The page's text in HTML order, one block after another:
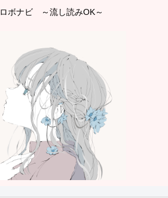
ロボナビ ～流し読みOK～